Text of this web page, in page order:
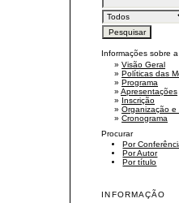
Informações sobre
»Visão Geral
»Políticas das
»Programa
»Apresentações
» Inscrição
»Organização e
»Cronograma
Procurar
Por
Por Autor
Por título
INFORMAÇÃO